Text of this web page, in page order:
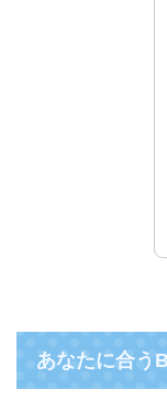
あなたに合う